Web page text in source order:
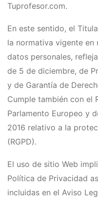
Tuprofesor.com.
En este sentido, el
la normativa vigente
datos personales,
de 5 de diciembre, de
y de Garantía de
Cumple también con el
Parlamento Europeo y
2016 relativo a la
(RGPD).
El uso de sitio Web
Política de Privacidad
incluidas en el Aviso